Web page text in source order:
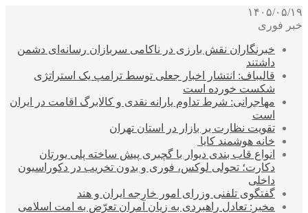
۱۴۰۵/۰۵/۱۹
خبر فوری
خبرنگاران نقش بارزی در ناکامی سربازان رسانه‌ای دشمن
داشتند
قالیباف: انتشار اخبار جعلی توسط ترامپ یک استراتژی
شکست خورده است
مهاجرانی: شرط تداوم یارانه نقدی و کالابرگ اقامت در ایران
است
تقویت نظارت بر بازار در استان تهران
خانه هوشمند کایا
انواع قاب بندی دیوار با گچبری پیش ساخته پلی یورتان
دکارت؛ تحولی لوکس، فوری و بدون تخریب در دکوراسیون
داخلی
گفتگوی تلفنی وزرای امور خارجه ایران و هند
مخبر: تعادل راهبردی به زیان آمران تعرّض به امت اسلامی